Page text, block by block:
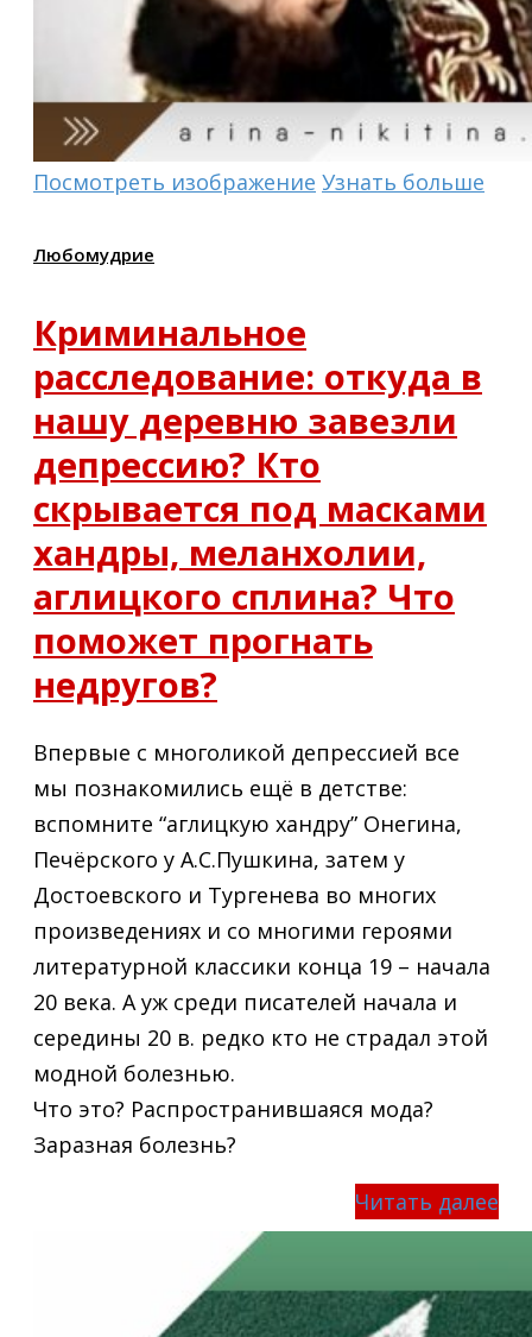
Посмотреть изображение Узнать больше
Любомудрие
Криминальное
расследование: откуда в
нашу деревню завезли
депрессию? Кто
скрывается под масками
хандры, меланхолии,
аглицкого сплина? Что
поможет прогнать
недругов?
Впервые с многоликой депрессией все
мы познакомились ещё в детстве:
вспомните “аглицкую хандру” Онегина,
Печёрского у А.С.Пушкина, затем у
Достоевского и Тургенева во многих
произведениях и со многими героями
литературной классики конца 19 – начала
20 века. А уж среди писателей начала и
середины 20 в. редко кто не страдал этой
модной болезнью.
Что это? Распространившаяся мода?
Заразная болезнь?
Читать далее